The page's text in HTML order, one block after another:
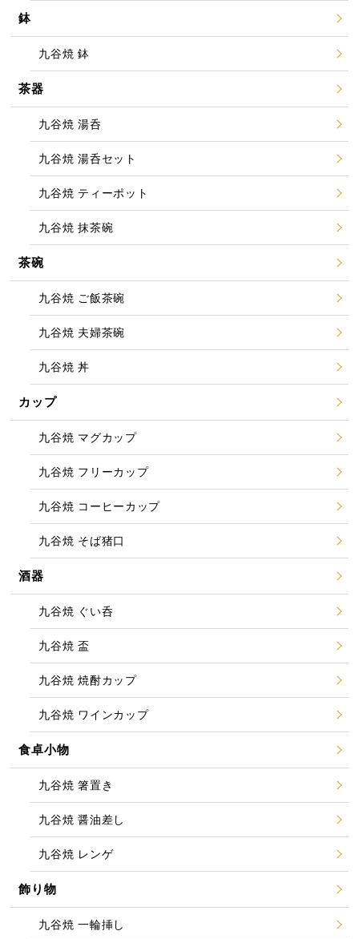
鉢
九谷焼 鉢
茶器
九谷焼 湯呑
九谷焼 湯呑セット
九谷焼 ティーポット
九谷焼 抹茶碗
茶碗
九谷焼 ご飯茶碗
九谷焼 夫婦茶碗
九谷焼 丼
カップ
九谷焼 マグカップ
九谷焼 フリーカップ
九谷焼 コーヒーカップ
九谷焼 そば猪口
酒器
九谷焼 ぐい呑
九谷焼 盃
九谷焼 焼酎カップ
九谷焼 ワインカップ
食卓小物
九谷焼 箸置き
九谷焼 醤油差し
九谷焼 レンゲ
飾り物
九谷焼 一輪挿し